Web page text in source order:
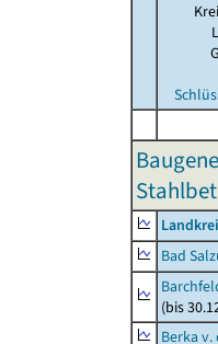
Bad
(bis
Berka v.